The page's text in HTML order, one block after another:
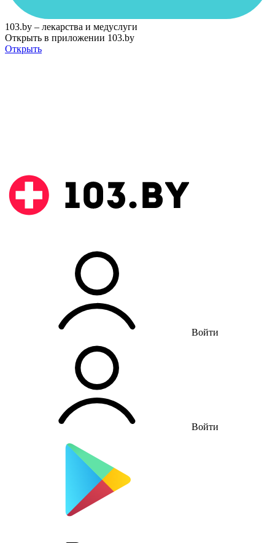
103.by – лекарства и медуслуги
Открыть в приложении 103.by
Открыть
Войти
Войти